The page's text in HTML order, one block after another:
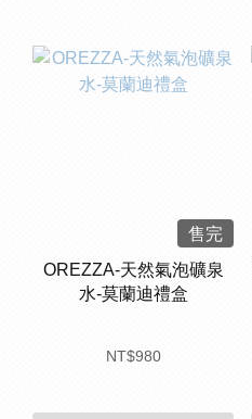
售完
OREZZA-天然氣泡礦泉
水-莫蘭迪禮盒
NT$980